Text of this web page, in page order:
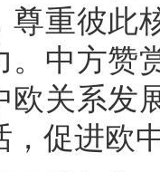
尊重彼此
。中方赞
欧关系发
，促进欧